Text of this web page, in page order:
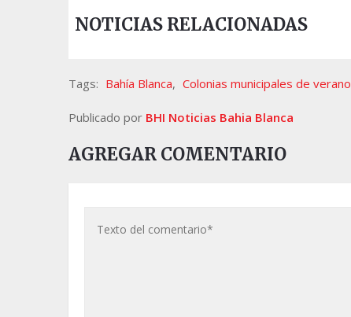
NOTICIAS RELACIONADAS
Tags: Bahía Blanca, Colonias municipales de verano
Publicado por BHI Noticias Bahia Blanca
AGREGAR COMENTARIO